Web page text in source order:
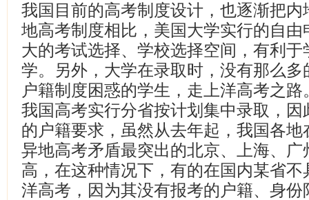
我国目前的高考制度设计，也逐渐把
地高考制度相比，美国大学实行的自
大的考试选择、学校选择空间，有利
学。另外，大学在录取时，没有那么
户籍制度困惑的学生，走上洋高考之路
我国高考实行分省按计划集中录取，
的户籍要求，虽然从去年起，我国各
异地高考矛盾最突出的北京、上海、
高，在这种情况下，有的在国内某省
洋高考，因为其没有报考的户籍、身